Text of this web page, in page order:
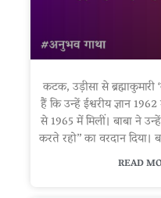
कटक, उड़ीसा से
हैं कि उन्हें ईश्वरीय ज्ञान
से 1965 में मिलीं। बाबा ने
करते रहो” का वरदान
READ